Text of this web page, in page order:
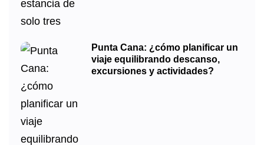
Punta Cana: ¿cómo planificar un
viaje equilibrando descanso,
excursiones y actividades?